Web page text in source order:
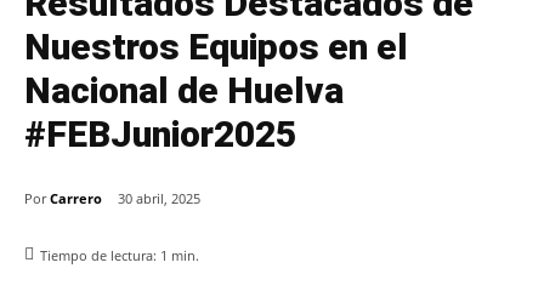
Nuestros Equipos en el
Nacional de Huelva
#FEBJunior2025
Por Carrero 30 abril, 2025
Tiempo de lectura: 1 min.